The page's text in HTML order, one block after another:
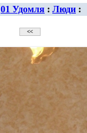
01 Удомля : Люди :